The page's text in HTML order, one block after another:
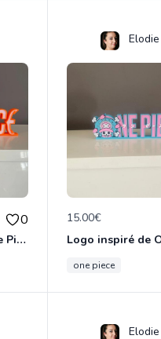
0
Logo inspiré de One Piece Nami
15.00€
one piece